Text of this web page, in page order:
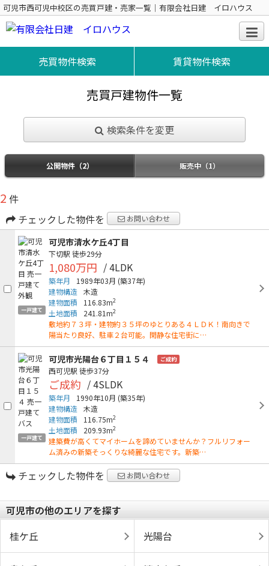
可児市西可児中校区の売買戸建・売家一覧｜有限会社日建 イロハウス
売買物件検索 賃貸物件検索
売買戸建物件一覧
検索条件を変更
公開物件（2） 販売中（1）
2 件
チェックした物件を
お問い合わせ
一戸建て
可児市清水ケ丘4丁目
下切駅 徒歩29分
1,080万円 / 4LDK
築年月 1989年03月 (築37年)
建物構造 木造
建物面積
116.83m2
土地面積 241.81m2
敷地約７３坪・建物約３５坪のゆとりある４ＬＤＫ！南向きで
陽当たり良好、駐車２台可能。閑静な住宅街に…
一戸建て
可児市光陽台６丁目１５４ ご成約
西可児駅 徒歩37分
ご成約 / 4SLDK
築年月 1990年10月 (築35年)
建物構造 木造
建物面積
116.75m2
土地面積 209.93m2
建築費が高くてマイホームを諦めていませんか？フルリフォー
ム済みの新築そっくりな綺麗な住宅です。新築…
チェックした物件を お問い合わせ
可児市の他のエリアを探す
桂ケ丘
光陽台